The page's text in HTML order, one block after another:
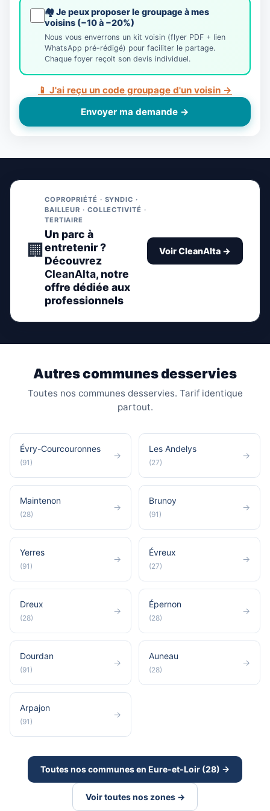
🏘️ Je peux proposer le groupage à mes
voisins (−10 à −20%)
Nous vous enverrons un kit voisin (flyer PDF + lien
WhatsApp pré-rédigé) pour faciliter le partage.
Chaque foyer reçoit son devis individuel.
📱 J'ai reçu un code groupage d'un voisin →
Envoyer ma demande →
🏢
COPROPRIÉTÉ · SYNDIC ·
BAILLEUR · COLLECTIVITÉ ·
TERTIAIRE
Un parc à
entretenir ?
Découvrez
CleanAlta, notre
offre dédiée aux
professionnels
Voir CleanAlta →
Autres communes desservies
Toutes nos communes desservies. Tarif identique
partout.
Évry-Courcouronnes
(91)
→
Les Andelys
(27)
→
Maintenon
(28)
→
Brunoy
(91)
→
Yerres
(91)
→
Évreux
(27)
→
Dreux
(28)
→
Épernon
(28)
→
Dourdan
(91)
→
Auneau
(28)
→
Arpajon
(91)
→
Toutes nos communes en Eure-et-Loir (28) →
Voir toutes nos zones →